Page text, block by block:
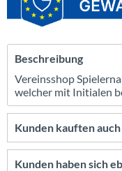
Beschreibung
Vereinsshop
welcher mit Initialen
Kunden kauften auch
Kunden haben sich